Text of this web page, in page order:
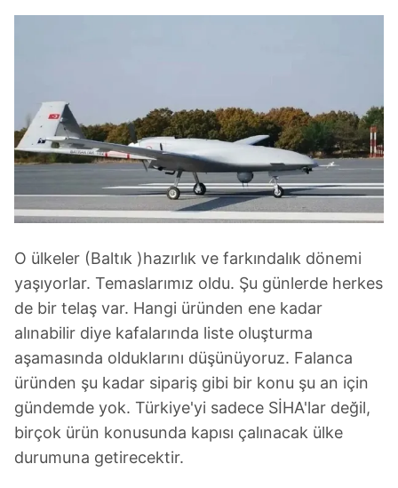
O ülkeler (Baltık )hazırlık ve farkındalık dönemi
yaşıyorlar. Temaslarımız oldu. Şu günlerde herkes
de bir telaş var. Hangi üründen ene kadar
alınabilir diye kafalarında liste oluşturma
aşamasında olduklarını düşünüyoruz. Falanca
üründen şu kadar sipariş gibi bir konu şu an için
gündemde yok. Türkiye'yi sadece SİHA'lar değil,
birçok ürün konusunda kapısı çalınacak ülke
durumuna getirecektir.